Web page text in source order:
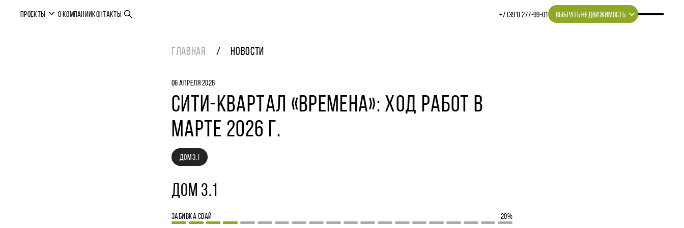
ПРОЕКТЫ О КОМПАНИИКОНТАКТЫ +7 (391) 277‒99‒01 ВЫБРАТЬ НЕДВИЖИМОСТЬ
ГЛАВНАЯ НОВОСТИ
06 АПРЕЛЯ 2026
СИТИ-КВАРТАЛ «ВРЕМЕНА»: ХОД РАБОТ В
МАРТЕ 2026 Г.
ДОМ 3.1
ДОМ 3.1
ЗАБИВКА СВАЙ 20%